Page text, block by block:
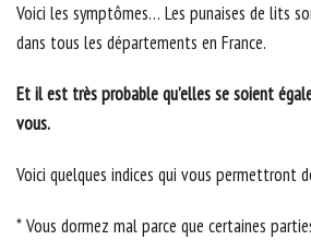
Voici les symptômes… Les punaises de lits
dans tous les départements en France.
Et il est très probable qu’elles se soient
vous.
Voici quelques indices qui vous permettront
* Vous dormez mal parce que certaines